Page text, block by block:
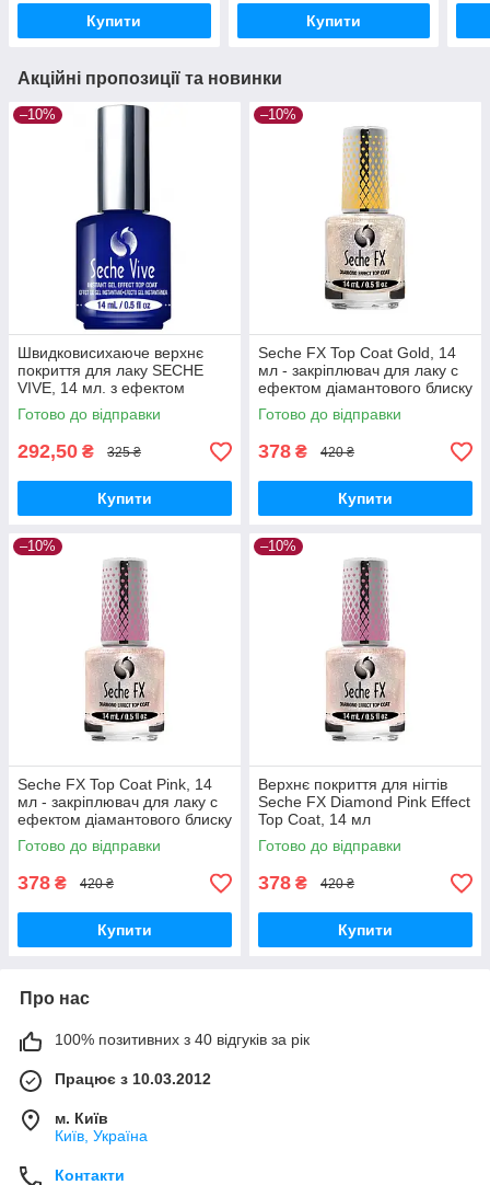
Купити Купити
Акційні пропозиції та новинки
–10%
Швидковисихаюче верхнє
покриття для лаку SECHE
VIVE, 14 мл. з ефектом
гелевого покриття
Готово до відправки
292,50 ₴ 325 ₴
Купити
–10%
Seche FX Top Coat Gold, 14
мл - закріплювач для лаку с
ефектом діамантового блиску
Готово до відправки
378 ₴ 420 ₴
Купити
–10%
Seche FX Top Coat Pink, 14
мл - закріплювач для лаку с
ефектом діамантового блиску
Готово до відправки
378 ₴ 420 ₴
Купити
–10%
Верхнє покриття для нігтів
Seche FX Diamond Pink Effect
Top Coat, 14 мл
Готово до відправки
378 ₴ 420 ₴
Купити
Про нас
100% позитивних з 40 відгуків за рік
Працює з 10.03.2012
м. Київ
Київ, Україна
Контакти